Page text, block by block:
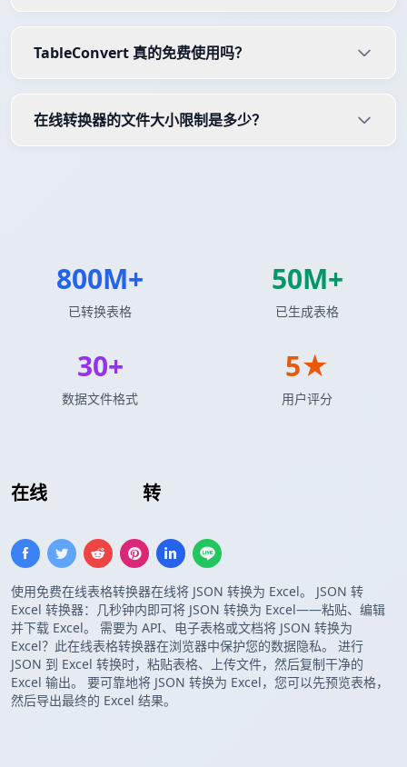
在线 转
使用免费在线表格转换器在线将 JSON 转换为 Excel。 JSON 转
Excel 转换器：几秒钟内即可将 JSON 转换为 Excel——粘贴、编辑
并下载 Excel。 需要为 API、电子表格或文档将 JSON 转换为
Excel？此在线表格转换器在浏览器中保护您的数据隐私。 进行
JSON 到 Excel 转换时，粘贴表格、上传文件，然后复制干净的
Excel 输出。 要可靠地将 JSON 转换为 Excel，您可以先预览表格，
然后导出最终的 Excel 结果。
TableConvert 真的免费使用吗？
在线转换器的文件大小限制是多少？
800M+
已转换表格
50M+
已生成表格
30+
数据文件格式
5★
用户评分